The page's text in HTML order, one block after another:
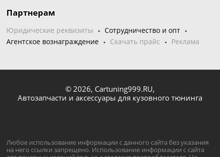
Партнерам
Юридические реквизиты
Сотрудничество и опт
Агентское вознаграждение
Скачать прайс Реклама
© 2026, Cartuning999.RU,
Автозапчасти и аксессуары для кузовного тюнинга
Любое использование информации с данного сайта без указания
на него ссылки запрещено. Использование информации с сайта